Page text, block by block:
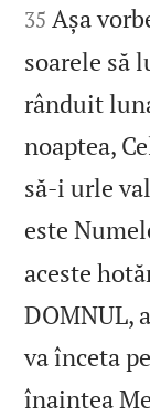
35 Așa
soarele să
rânduit
noaptea,
să‑i urle
este
aceste
DOMNUL,
va înceta
înaintea